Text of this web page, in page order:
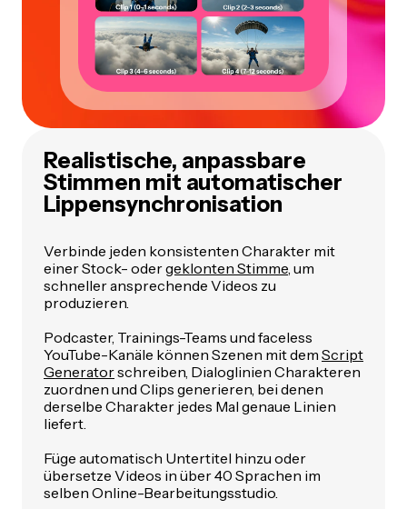
Realistische, anpassbare
Stimmen mit automatischer
Lippensynchronisation
Verbinde jeden konsistenten Charakter mit
einer Stock- odergeklonten Stimme , um
schneller ansprechende Videos zu
produzieren.
Podcaster, Trainings-Teams und faceless
YouTube-Kanäle können Szenen mit dem Script
Generatorschreiben, Dialoglinien Charakteren
zuordnen und Clips generieren, bei denen
derselbe Charakter jedes Mal genaue Linien
liefert.
Füge automatisch Untertitel hinzu oder
übersetze Videos in über 40 Sprachen im
selben Online-Bearbeitungsstudio.